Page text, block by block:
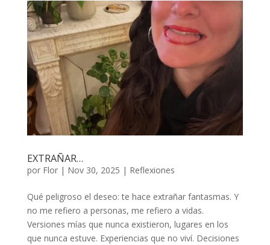
EXTRAÑAR…
por Flor| Nov 30, 2025 | Reflexiones
Qué peligroso el deseo: te hace extrañar fantasmas. Y
no me refiero a personas, me refiero a vidas.
Versiones mías que nunca existieron, lugares en los
que nunca estuve. Experiencias que no viví. Decisiones